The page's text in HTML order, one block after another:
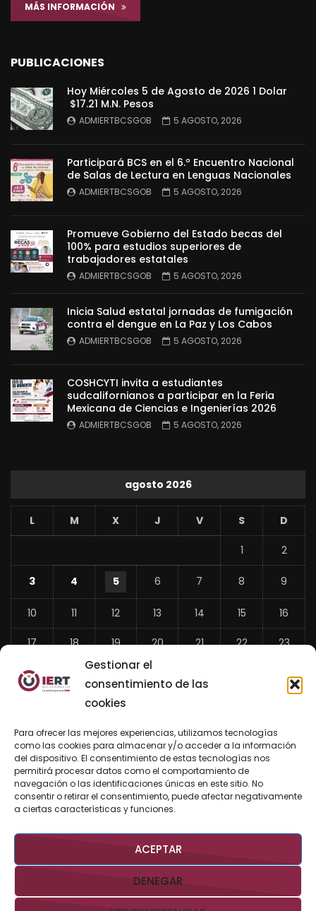
Gestionar el
consentimiento de las
cookies
Para ofrecer las mejores experiencias, utilizamos tecnologías
como las cookies para almacenar y/o acceder a la información
del dispositivo. El consentimiento de estas tecnologías nos
permitirá procesar datos como el comportamiento de
navegación o las identificaciones únicas en este sitio. No
consentir o retirar el consentimiento, puede afectar negativamente
a ciertas características y funciones.
ACEPTAR
DENEGAR
MÁS INFORMACIÓN
PUBLICACIONES
Hoy Miércoles 5 de Agosto de 2026 1 Dolar
$17.21 M.N. Pesos
ADMIERTBCSGOB 5 AGOSTO, 2026
Participará BCS en el 6.º Encuentro Nacional
de Salas de Lectura en Lenguas Nacionales
ADMIERTBCSGOB 5 AGOSTO, 2026
Promueve Gobierno del Estado becas del
100% para estudios superiores de
trabajadores estatales
ADMIERTBCSGOB 5 AGOSTO, 2026
Inicia Salud estatal jornadas de fumigación
contra el dengue en La Paz y Los Cabos
ADMIERTBCSGOB 5 AGOSTO, 2026
COSHCYTI invita a estudiantes
sudcalifornianos a participar en la Feria
Mexicana de Ciencias e Ingenierías 2026
ADMIERTBCSGOB 5 AGOSTO, 2026
agosto 2026
L M X J V S D
1 2
3 4 5 6 7 8 9
10 11 12 13 14 15 16
17 18 19 20 21 22 23
24 26 27
«
Jul
BUSCAR AHORA